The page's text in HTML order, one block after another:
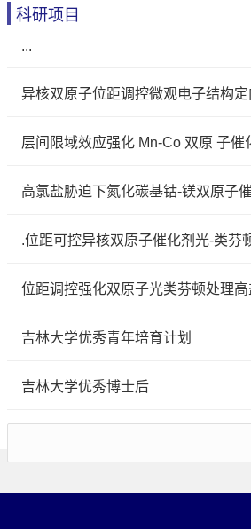
科研项目
...
异核双原子位距调控微观电子结构
层间限域效应强化 Mn-Co 双原 子
高氯盐胁迫下氮化碳基钴-镁双原子
.位距可控异核双原子催化剂光-类芬
位距调控强化双原子光类芬顿处理
吉林大学优秀青年培育计划
吉林大学优秀博士后